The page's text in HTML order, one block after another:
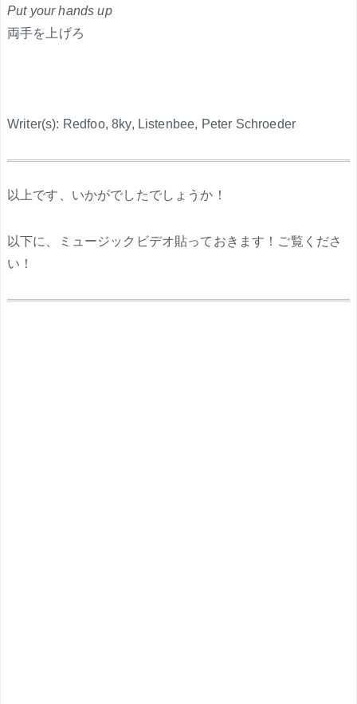
Put your hands up
両手を上げろ
Writer(s): Redfoo, 8ky, Listenbee, Peter Schroeder
以上です、いかがでしたでしょうか！
以下に、ミュージックビデオ貼っておきます！ご覧くださ
い！